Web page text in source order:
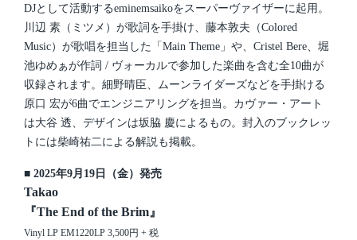
DJとして活動するeminemsaikoをスーパーヴァイザーに起用。
川辺 素（ミツメ）が歌詞を手掛け、藤本敦夫（Colored
Music）が歌唱を担当した「Main Theme」や、Cristel Bere、堀
池ゆめぁが作詞 / ヴォーカルで参加した楽曲を含む全10曲が
収録されます。細野晴臣、ムーンライダーズなどを手掛ける
原口 宏が6曲でエンジニアリングを担当。カヴァー・アート
は大谷 透、デザインは坂脇 慶によるもの。封入のブックレッ
トには柴崎祐二による解説も掲載。
■ 2025年9月19日（金）発売
Takao
『The End of the Brim』
Vinyl LP EM1220LP 3,500円 + 税